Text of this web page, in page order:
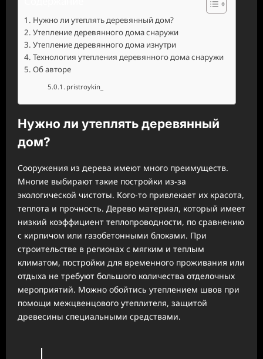
Нужно ли утеплять деревянный дом?
Утепление деревянного дома снаружи
Утепление деревянного дома изнутри
Технология утепления деревянного дома снаружи
Об авторе
pristroykin_
Нужно ли утеплять деревянный
дом?
Сооружения из дерева имеют много преимуществ.
Многие выбирают такие постройки из-за
экологической чистоты. Кого-то привлекает их красота,
теплота и прочность. Дерево материал, который имеет
низкий коэффициент теплопроводности, по сравнению
с кирпичом или газобетонными блоками. При
строительстве в регионах с мягким и теплым
климатом, постройки для временного проживания или
отдыха не требуют большого количества отделочных
мероприятий. Можно обойтись утеплением швов при
помощи межцвенцового утеплителя, защитой
древесины специальными средствами.